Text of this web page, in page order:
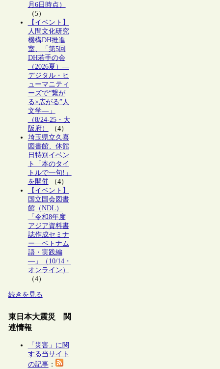
月6日時点）
（5）
【イベント】
人間文化研究
機構DH推進
室、「第5回
DH若手の会
（2026夏）―
デジタル・ヒ
ューマニティ
ーズで“繋が
る×広がる”人
文学―」
（8/24-25・大
阪府）
（4）
埼玉県立久喜
図書館、休館
日特別イベン
ト「本のタイ
トルで一句!」
を開催（4）
【イベント】
国立国会図書
館（NDL）
「令和8年度
アジア資料書
誌作成セミナ
ー―ベトナム
語・実践編
―」（10/14・
オンライン）
（4）
続きを見る
東日本大震災 関
連情報
「災害」に関
する当サイト
の記事：